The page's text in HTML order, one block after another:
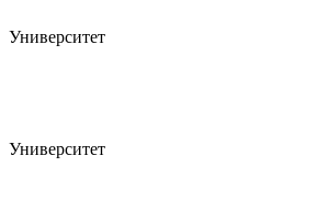
Университет
Университет